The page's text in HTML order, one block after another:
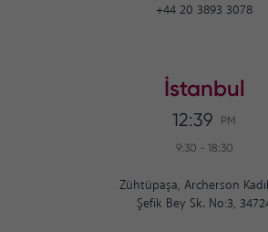
+44 20 3893 3078
İstanbul
12:39 PM
9:30 - 18:30
Zühtüpaşa, Archerson
Şefik Bey Sk. No:3,